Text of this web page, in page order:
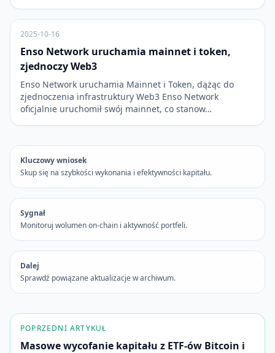
2025-10-16
Enso Network uruchamia mainnet i token,
zjednoczy Web3
Enso Network uruchamia Mainnet i Token, dążąc do
zjednoczenia infrastruktury Web3 Enso Network
oficjalnie uruchomił swój mainnet, co stanow…
Kluczowy wniosek
Skup się na szybkości wykonania i efektywności kapitału.
Sygnał
Monitoruj wolumen on-chain i aktywność portfeli.
Dalej
Sprawdź powiązane aktualizacje w archiwum.
POPRZEDNI ARTYKUŁ
Masowe wycofanie kapitału z ETF-ów Bitcoin i